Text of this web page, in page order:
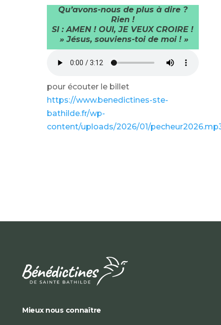
Qu’avons-nous de plus à dire ?
Rien !
SI : AMEN ! OUI, JE VEUX CROIRE !
» Jésus, souviens-toi de moi ! »
pour écouter le billet
https://www.benedictines-ste-
bathilde.fr/wp-
content/uploads/2026/01/
Mieux nous connaître